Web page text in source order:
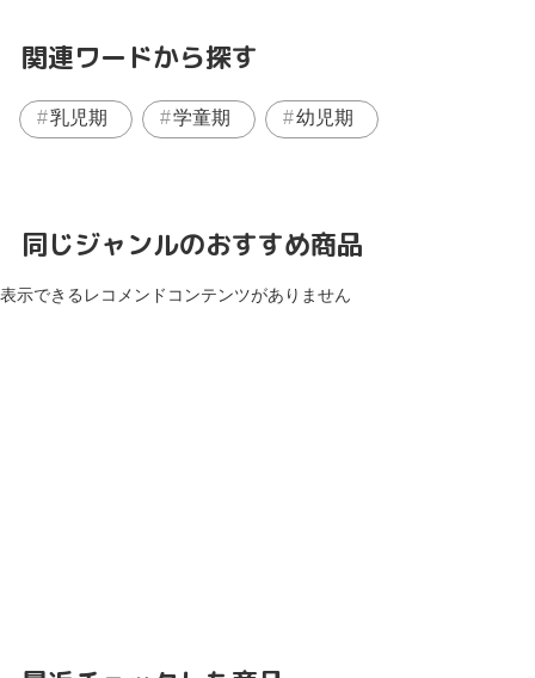
関連ワードから探す
乳児期 学童期 幼児期
同じジャンルのおすすめ商品
表示できるレコメンドコンテンツがありません